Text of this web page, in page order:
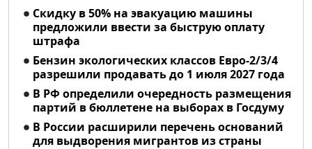
Скидку в 50% на эвакуацию машины
предложили ввести за быструю оплату
штрафа
Бензин экологических классов Евро-2/3/4
разрешили продавать до 1 июля 2027 года
В РФ определили очередность размещения
партий в бюллетене на выборах в Госдуму
В России расширили перечень оснований
для выдворения мигрантов из страны